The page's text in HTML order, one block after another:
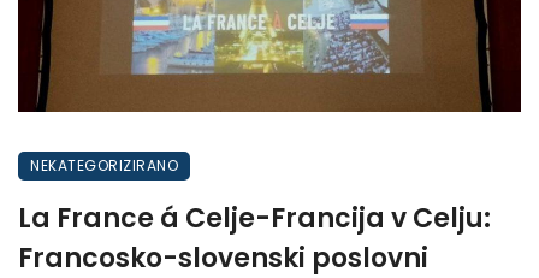
NEKATEGORIZIRANO
La France á Celje-Francija v Celju:
Francosko-slovenski poslovni